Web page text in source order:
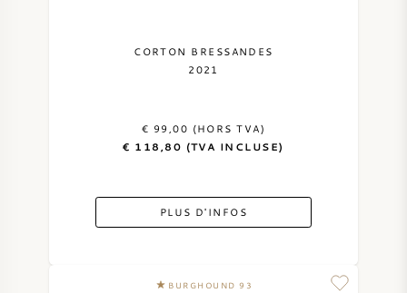
CORTON BRESSANDES
2021
€ 99,00 (HORS TVA)
€ 118,80 (TVA INCLUSE)
PLUS D'INFOS
BURGHOUND 93